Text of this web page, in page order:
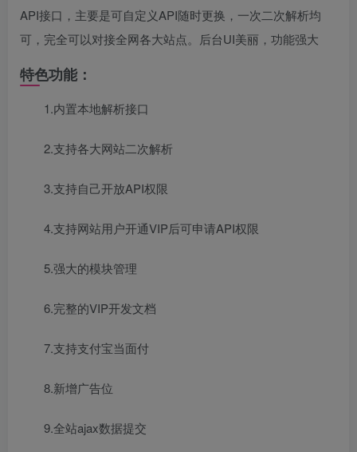
API接口，主要是可自定义API随时更换，一次二次解析均
可，完全可以对接全网各大站点。后台UI美丽，功能强大
特色功能：
1.内置本地解析接口
2.支持各大网站二次解析
3.支持自己开放API权限
4.支持网站用户开通VIP后可申请API权限
5.强大的模块管理
6.完整的VIP开发文档
7.支持支付宝当面付
8.新增广告位
9.全站ajax数据提交